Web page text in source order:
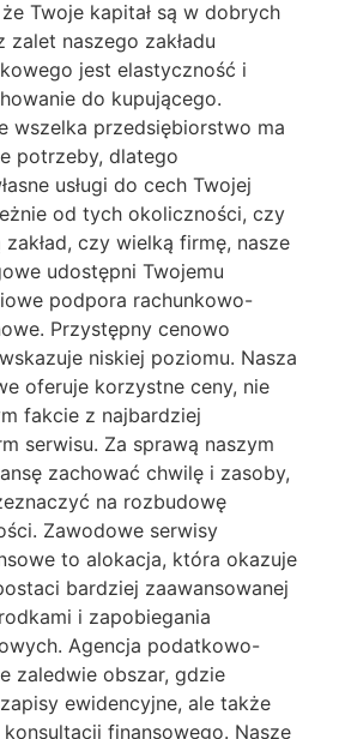
Twoje kapitał są w dobrych
zalet naszego zakładu
jest elastyczność i
do kupującego.
wszelka przedsiębiorstwo ma
potrzeby, dlatego
usługi do cech Twojej
od tych okoliczności, czy
czy wielką firmę, nasze
udostępni Twojemu
podpora rachunkowo-
Przystępny cenowo
niskiej poziomu. Nasza
oferuje korzystne ceny, nie
fakcie z najbardziej
serwisu. Za sprawą naszym
zachować chwilę i zasoby,
na rozbudowę
Zawodowe serwisy
to alokacja, która okazuje
bardziej zaawansowanej
i zapobiegania
Agencja podatkowo-
zaledwie obszar, gdzie
ewidencyjne, ale także
finansowego. Nasze